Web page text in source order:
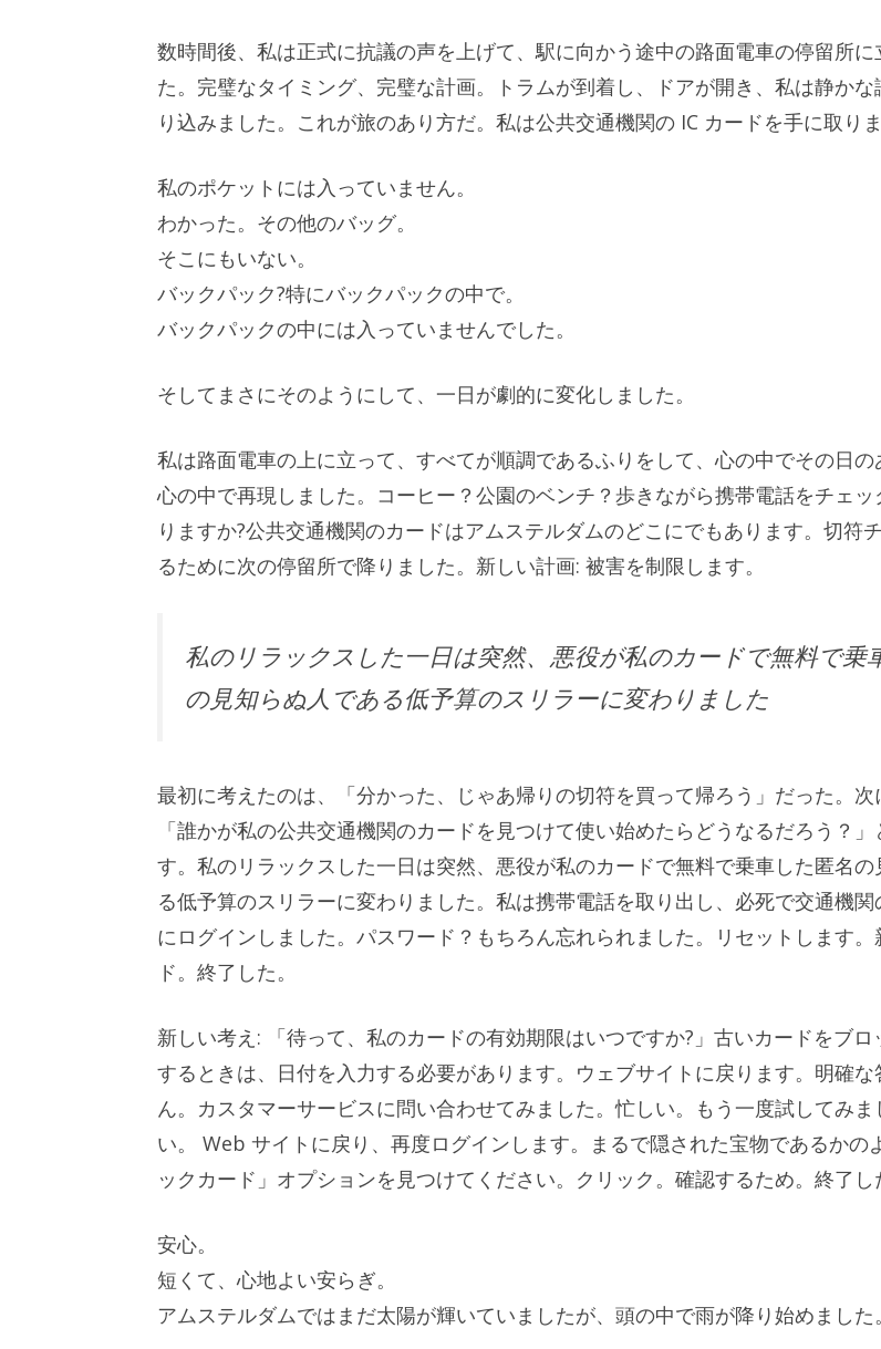
数時間後、私は正式に抗議の声を上げて、駅に向かう途中の路面電車の停留所に
た。完璧なタイミング、完璧な計画。トラムが到着し、ドアが開き、私は静か
り込みました。これが旅のあり方だ。私は公共交通機関の IC カードを手に取りま
私のポケットには入っていません。
わかった。その他のバッグ。
そこにもいない。
バックパック?特にバックパックの中で。
バックパックの中には入っていませんでした。
そしてまさにそのようにして、一日が劇的に変化しました。
私は路面電車の上に立って、すべてが順調であるふりをして、心の中でその日の
心の中で再現しました。コーヒー？公園のベンチ？歩きながら携帯電話をチェ
りますか?公共交通機関のカードはアムステルダムのどこにでもあります。切符
るために次の停留所で降りました。新しい計画: 被害を制限します。
私のリラックスした一日は突然、悪役​​が私のカードで無料で乗
の見知らぬ人である低予算のスリラーに変わりました
最初に考えたのは、「分かった、じゃあ帰りの切符を買って帰ろう」だった。次
「誰かが私の公共交通機関のカードを見つけて使い始めたらどうなるだろう？
す。私のリラックスした一日は突然、悪役​​が私のカードで無料で乗車した匿名
る低予算のスリラーに変わりました。私は携帯電話を取り出し、必死で交通機関
にログインしました。パスワード？もちろん忘れられました。リセットします
ド。終了した。
新しい考え: 「待って、私のカードの有効期限はいつですか?」古いカードをブロ
するときは、日付を入力する必要があります。ウェブサイトに戻ります。明確
ん。カスタマーサービスに問い合わせてみました。忙しい。もう一度試してみま
い。 Web サイトに戻り、再度ログインします。まるで隠された宝物であるかの
ックカード」オプションを見つけてください。クリック。確認するため。終了し
安心。
短くて、心地よい安らぎ。
アムステルダムではまだ太陽が輝いていましたが、頭の中で雨が降り始めました。